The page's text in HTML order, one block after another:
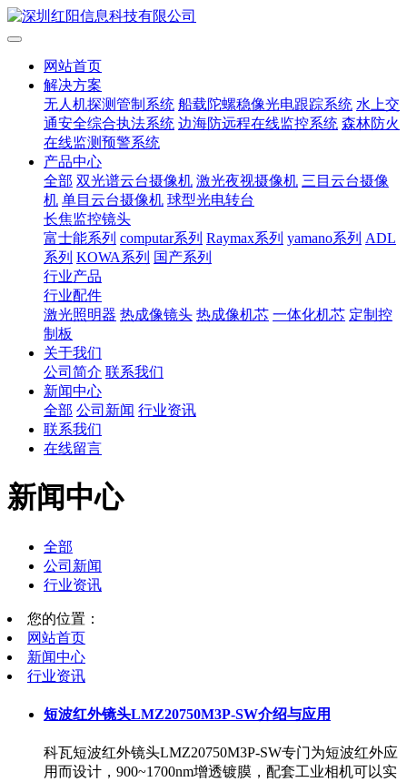
网站首页
解决方案
无人机探测管制系统 船载陀螺稳像光电跟踪系统 水上交
通安全综合执法系统 边海防远程在线监控系统 森林防火
在线监测预警系统
产品中心
全部 双光谱云台摄像机 激光夜视摄像机 三目云台摄像
机 单目云台摄像机 球型光电转台
长焦监控镜头
富士能系列 computar系列 Raymax系列 yamano系列 ADL
系列 KOWA系列 国产系列
行业产品
行业配件
激光照明器 热成像镜头 热成像机芯 一体化机芯 定制控
制板
关于我们
公司简介 联系我们
新闻中心
全部 公司新闻 行业资讯
联系我们
在线留言
新闻中心
全部
公司新闻
行业资讯
您的位置：
网站首页
新闻中心
行业资讯
短波红外镜头LMZ20750M3P-SW介绍与应用
科瓦短波红外镜头LMZ20750M3P-SW专门为短波红外应
用而设计，900~1700nm增透镀膜，配套工业相机可以实